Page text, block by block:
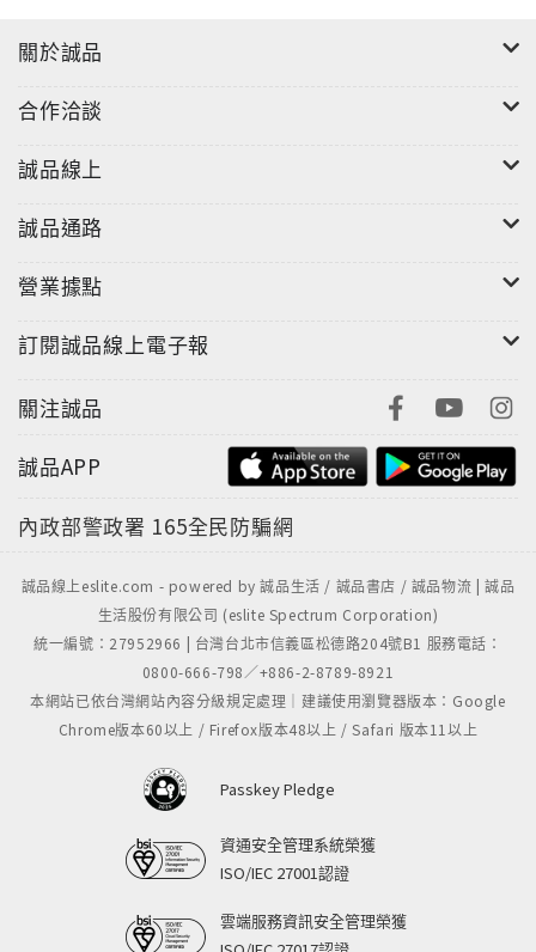
關於誠品
合作洽談
誠品線上
誠品通路
營業據點
訂閱誠品線上電子報
關注誠品
誠品APP
內政部警政署 165全民防騙網
誠品線上eslite.com - powered by 誠品生活 / 誠品書店 / 誠品物流 | 誠品
生活股份有限公司 (eslite Spectrum Corporation)
統一編號：27952966 | 台灣台北市信義區松德路204號B1 服務電話：
0800-666-798／+886-2-8789-8921
本網站已依台灣網站內容分級規定處理｜建議使用瀏覽器版本：Google
Chrome版本60以上 / Firefox版本48以上 / Safari 版本11以上
Passkey Pledge
資通安全管理系統榮獲
ISO/IEC 27001認證
雲端服務資訊安全管理榮獲